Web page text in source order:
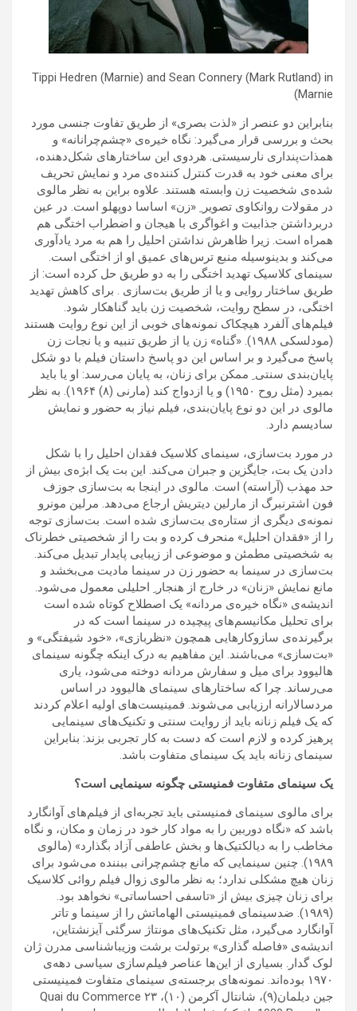
Tippi Hedren (Marnie) and Sean Connery (Mark Rutland) in
Marnie)
بنابراین دو عنصر از «لذت بصری» از طریق تفاوت جنسی مورد
بحث و بررسی قرار می‌گیرد: نگاه خیره‌ی «چشم‌چرانانه» و
همذات‌پنداری نارسیستی. هردوی این ساختارهای شکل‌دهنده،
برای معنی خود به قدرت کنترل کننده‌ی مرد و نمایش تحریف
شده‌ی شخصیت زن وابسته هستند. علاوه براین به نظر مالوی
در مقولات روانکاوی تصویر ِ «زن» اساسا دوپهلو است. در عین
دربرداشتن جذابیت و اغواگری با هیجان و اضطراب اختگی هم
همراه است. زیرا ظاهرش نداشتن احلیل را هم به مرد یادآوری
می‌کند و بدینوسیله‌ منبع ترس‌های عمیق او از اختگی است.
سینمای کلاسیک تهدید اختگی را به دو طریق حل کرده است: از
طریق ساختار روایی و یا از طریق بت‌سازی . برای کاهش تهدید
اختگی، در سطح روایت، شخصیت زن باید گناهکار شود.
فیلم‌های آلفرد هیچکاک نمونه‌های خوبی از این نوع روایت هستند
(مودلسکی ۱۹۸۸). «گناه» زن یا از طریق تنبیه و یا نجات زن
پاسخ می‌گیرد و بر اساس این دو پاسخ داستان فیلم با دو شکل
پایان‌بندی سنتی ِ ممکن برای زنان، به پایان می‌رسد: او یا باید
بمیرد (مثل روح ۱۹۵۰) و یا ازدواج کند (مارنی (۸) ۱۹۶۴). به نظر
مالوی در این دو نوع پایان‌بندی، فیلم نیاز به حضور و نمایش
سادیسم دارد.
در مورد بت‌سازی، سینمای کلاسیک فقدان احلیل را با شکل
دادن یک بت، جایگزین و جبران می‌کند. این بت یک ابژه‌ی بیش از
حد مهذب (آراسته) است. مالوی در اینجا به بت‌سازی جوزف
فون اشترنبرگ از مارلین دیتریش ارجاع می‌دهد. مرلین مونرو
نمونه‌ی دیگری از ستاره‌ی بت‌سازی شده است. بت‌سازی توجه
را از «فقدان احلیل» منحرف کرده و بت را از شخصیتی خطرناک
به شخصیتی مطمئن و موضوعی از زیبایی پایدار تبدیل می‌کند.
بت‌سازی در سینما به حضور زن در سینما مادیت می‌بخشد و
مانع نمایش «زنان» در خارج از هنجار ِ احلیلی معمول می‌شود.
اندیشه‌ی «نگاه خیره‌ی مردانه» یک اصطلاح کوتاه شده است
برای تحلیل مکانیسم‌های پیچیده‌ در سینما است که در
برگیرنده‌ی سازوکارهایی همچون «نظربازی»، «خود شیفتگی» و
«بت‌سازی» می‌باشند. این مفاهیم به درک اینکه چگونه سینمای
هالیوود برای میل و سفارش مردانه دوخته می‌شود، یاری
می‌رساند. چرا که ساختارهای سینمای هالیوود در اساس
مردسالارانه ارزیابی می‌شوند. فمینیست‌های اولیه اعلام کردند
که یک فیلم زنانه باید از روایت سنتی و تکنیک‌های سینمایی
پرهیز کرده و لازم است که دست به کار تجربی بزند: بنابراین
سینمای زنانه باید یک سینمای متفاوت باشد.
یک سینمای متفاوت فمنیستی چگونه سینمایی است؟
برای مالوی سینمای فمنیستی باید تجربه‌ای از فیلم‌های آوانگارد
باشد که «نگاه دوربین را به مواد کار خود در زمان و مکان، و نگاه
مخاطب را به دیالکتیک‌ها و بخش عاطفی آزاد بگذارد» (مالوی
۱۹۸۹). چنین سینمایی که مانع چشم‌چرانی ببننده می‌شود برای
زنان هیچ مشکلی ندارد؛ به نظر مالوی زوال فیلم روائی کلاسیک
برای زنان چیزی بیش از «تاسفی احساساتی» نخواهد بود.
(۱۹۸۹). ضدسینمای فمینیستی الهاماتش را از سینما و تاتر
آوانگارد می‌گیرد، مثل تکنیک‌های مونتاژ سرگئی آیزنشتاین،
اندیشه‌ی «فاصله گذاری» برتولت برشت وزیباشناسی مدرن ژان
لوک گدار. بسیاری از این‌ها عناصر فیلم‌سازی سیاسی دهه‌ی
۱۹۷۰ بوده‌اند. نمونه‌های برجسته‌ی سینمای متفاوت فمینیستی
جین دیلمان(۹)، شانتال آکرمن (۱۰)، ۲۳ Quai du Commerce